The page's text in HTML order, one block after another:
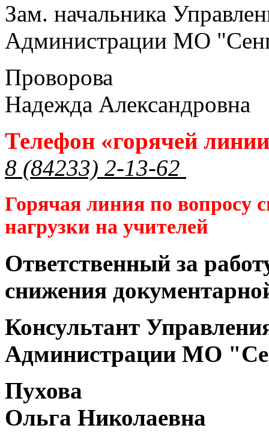
Зам. начальника
Администрации МО
Проворова
Надежда Александровна
Телефон «горячей
8 (84233) 2-13-62
Горячая линия по вопросу
нагрузки на учителей
Ответственный за
снижения
Консультант
Администрации МО
Пухова
Ольга Николаевна